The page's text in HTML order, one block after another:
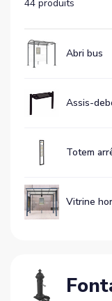
44 produits
Abri bus
Assis-
Totem
Vitrine